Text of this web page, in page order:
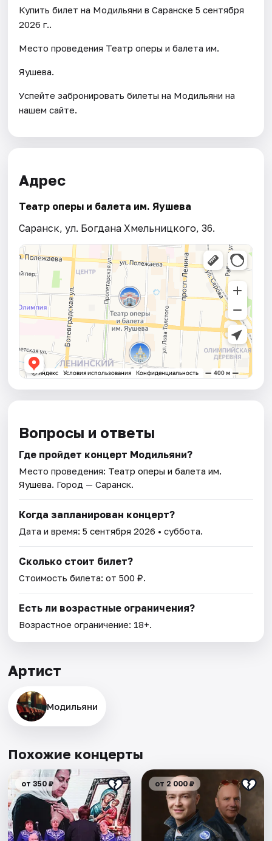
Купить билет на Модильяни в Саранске 5 сентября
2026 г..
Место проведения Театр оперы и балета им.
Яушева.
Успейте забронировать билеты на Модильяни на
нашем сайте.
Адрес
Театр оперы и балета им. Яушева
Саранск, ул. Богдана Хмельницкого, 36.
Вопросы и ответы
Где пройдет концерт Модильяни?
Место проведения: Театр оперы и балета им.
Яушева. Город — Саранск.
Когда запланирован концерт?
Дата и время:5 сентября 2026 • суббота.
Сколько стоит билет?
Стоимость билета: от 500 ₽.
Есть ли возрастные ограничения?
Возрастное ограничение: 18+.
Артист
Модильяни
Похожие концерты
от 350 ₽ от 2 000 ₽